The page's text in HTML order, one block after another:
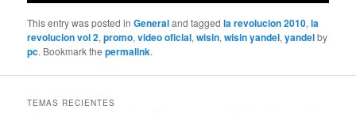
This entry was posted inGeneraland taggedla revolucion 2010,la
revolucion vol 2,promo,video oficial,wisin,wisin yandel,yandelby
pc. Bookmark thepermalink.
TEMAS RECIENTES